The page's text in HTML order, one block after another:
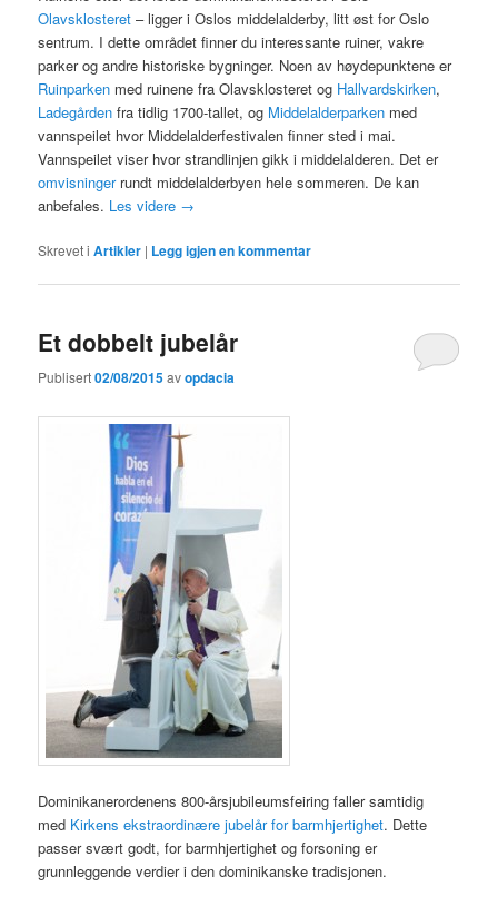
Olavsklosteret– ligger i Oslos middelalderby, litt øst for Oslo
sentrum. I dette området finner du interessante ruiner, vakre
parker og andre historiske bygninger. Noen av høydepunktene er
Ruinparken med ruinene fra Olavsklosteret og Hallvardskirken,
Ladegårdenfra tidlig 1700-tallet, og Middelalderparken med
vannspeilet hvor Middelalderfestivalen finner sted i mai.
Vannspeilet viser hvor strandlinjen gikk i middelalderen. Det er
omvisninger rundt middelalderbyen hele sommeren. De kan
anbefales. Les videre →
Skrevet i Artikler | Legg igjen en kommentar
Et dobbelt jubelår
Publisert02/08/2015avopdacia
Dominikanerordenens 800-årsjubileumsfeiring faller samtidig
med Kirkens ekstraordinære jubelår for barmhjertighet. Dette
passer svært godt, for barmhjertighet og forsoning er
grunnleggende verdier i den dominikanske tradisjonen.